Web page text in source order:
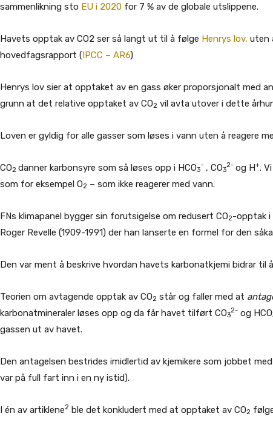
sammenlikning sto EU i 2020 for 7 % av de globale utslippene.
Havets opptak av CO2 ser så langt ut til å følge Henrys lov, uten
hovedfagsrapport (IPCC – AR6)
Henrys lov sier at opptaket av en gass øker proporsjonalt med
grunn at det relative opptaket av CO2 vil avta utover i dette
Loven er gyldig for alle gasser som løses i vann uten å reagere
CO2 danner karbonsyre som så løses opp i HCO3
– , CO3
2- og H+.
som for eksempel O2 – som ikke reagerer med vann.
FNs klimapanel bygger sin forutsigelse om redusert CO2-opptak i
Roger Revelle (1909-1991) der han lanserte en formel for den
Den var ment å beskrive hvordan havets karbonatkjemi bidrar til
Teorien om avtagende opptak av CO2 står og faller med at
karbonatmineraler løses opp og da får havet tilført CO3
2- og HCO
gassen ut av havet.
Den antagelsen bestrides imidlertid av kjemikere som jobbet
var på full fart inn i en ny istid).
I én av artiklene2 ble det konkludert med at opptaket av CO2